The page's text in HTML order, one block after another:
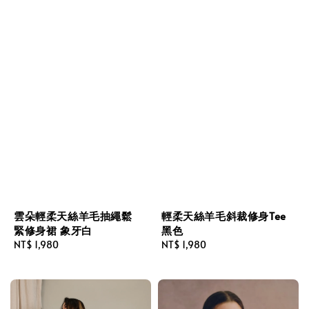
雲朵輕柔天絲羊毛抽繩鬆
緊修身裙 象牙白
Regular
NT$ 1,980
輕柔天絲羊毛斜裁修身Tee
黑色
Regular
NT$ 1,980